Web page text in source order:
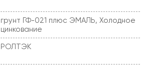
грунт ГФ-021 плюс ЭМАЛЬ, Холодное
цинкование
РОЛТЭК